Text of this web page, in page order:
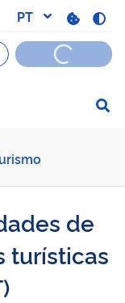
de
turísticas